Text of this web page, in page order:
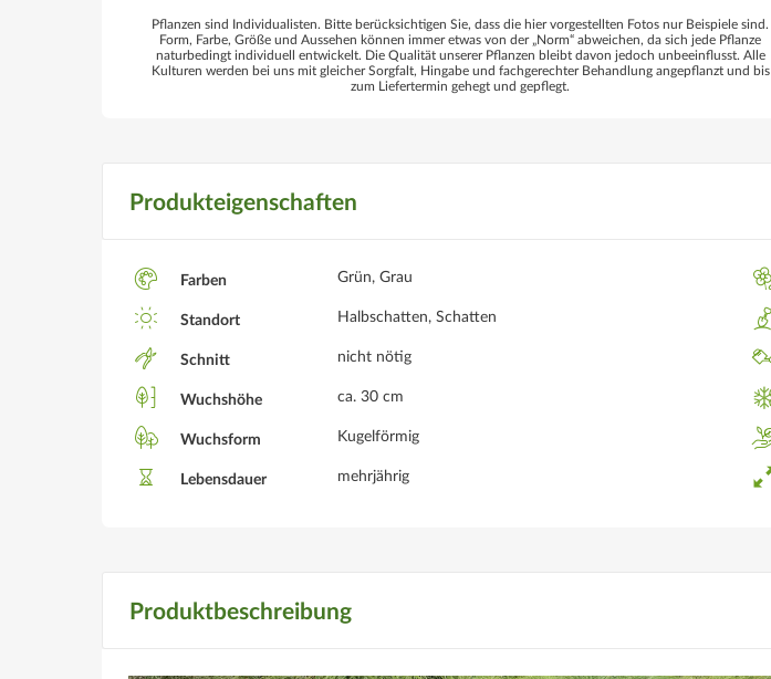
Pflanzen sind Individualisten. Bitte berücksichtigen Sie, dass die hier vorgestellten Fotos nur Beispiele sind.
Form, Farbe, Größe und Aussehen können immer etwas von der „Norm“ abweichen, da sich jede Pflanze
naturbedingt individuell entwickelt. Die Qualität unserer Pflanzen bleibt davon jedoch unbeeinflusst. Alle
Kulturen werden bei uns mit gleicher Sorgfalt, Hingabe und fachgerechter Behandlung angepflanzt und bis
zum Liefertermin gehegt und gepflegt.
Produkteigenschaften
Farben Grün, Grau
Standort Halbschatten, Schatten
Schnitt nicht nötig
Wuchshöhe ca. 30 cm
Wuchsform Kugelförmig
Lebensdauer mehrjährig
Produktbeschreibung